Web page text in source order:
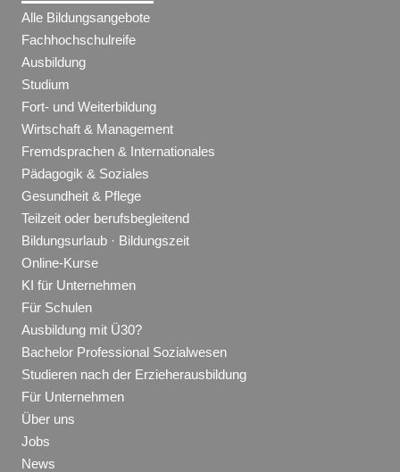
Alle Bildungsangebote
Fachhochschulreife
Ausbildung
Studium
Fort- und Weiterbildung
Wirtschaft & Management
Fremdsprachen & Internationales
Pädagogik & Soziales
Gesundheit & Pflege
Teilzeit oder berufsbegleitend
Bildungsurlaub · Bildungszeit
Online-Kurse
KI für Unternehmen
Für Schulen
Ausbildung mit Ü30?
Bachelor Professional Sozialwesen
Studieren nach der Erzieherausbildung
Für Unternehmen
Über uns
Jobs
News